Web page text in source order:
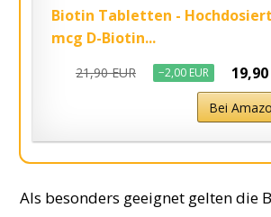
Biotin Tabletten -
mcg D-Biotin...
21,90 EUR −2,00 EUR 19,90
Bei
Als besonders geeignet gelten die